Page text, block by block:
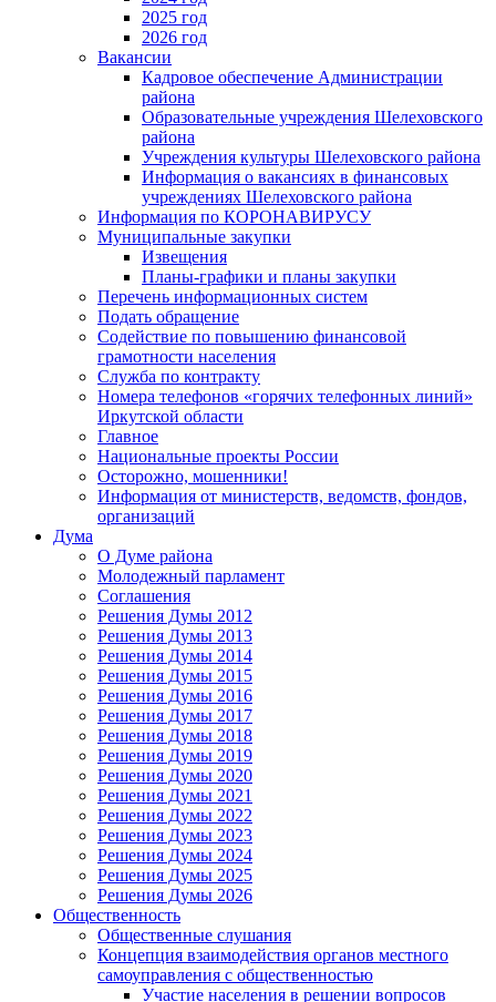
2025 год
2026 год
Вакансии
Кадровое обеспечение Администрации
района
Образовательные учреждения Шелеховского
района
Учреждения культуры Шелеховского района
Информация о вакансиях в финансовых
учреждениях Шелеховского района
Информация по КОРОНАВИРУСУ
Муниципальные закупки
Извещения
Планы-графики и планы закупки
Перечень информационных систем
Подать обращение
Содействие по повышению финансовой
грамотности населения
Служба по контракту
Номера телефонов «горячих телефонных линий»
Иркутской области
Главное
Национальные проекты России
Осторожно, мошенники!
Информация от министерств, ведомств, фондов,
организаций
Дума
О Думе района
Молодежный парламент
Соглашения
Решения Думы 2012
Решения Думы 2013
Решения Думы 2014
Решения Думы 2015
Решения Думы 2016
Решения Думы 2017
Решения Думы 2018
Решения Думы 2019
Решения Думы 2020
Решения Думы 2021
Решения Думы 2022
Решения Думы 2023
Решения Думы 2024
Решения Думы 2025
Решения Думы 2026
Общественность
Общественные слушания
Концепция взаимодействия органов местного
самоуправления с общественностью
Участие населения в решении вопросов